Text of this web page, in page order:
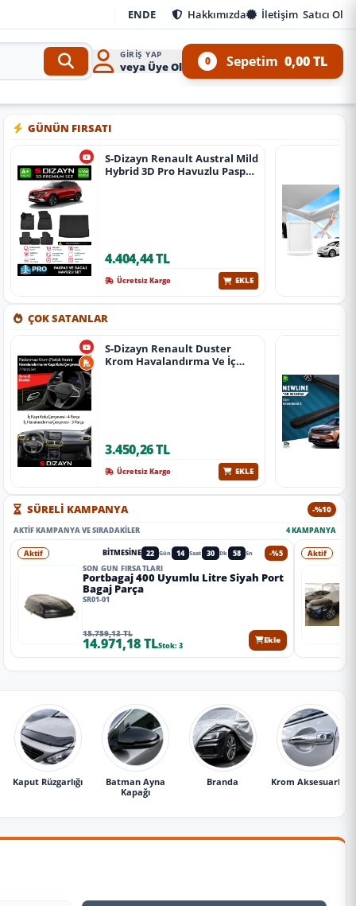
ENDE Hakkımızda İletişim Satıcı Ol
GIRIŞ YAP
veya Üye Ol 0 Sepetim 0,00 TL
GÜNÜN FIRSATI
S-Dizayn Renault Austral Mild
Hybrid 3D Pro Havuzlu Paspas
4.404,44 TL
Ücretsiz Kargo EKLE
ÇOK SATANLAR
S-Dizayn Renault Duster
Krom Havalandırma Ve İç
3.450,26 TL
Ücretsiz Kargo EKLE
SÜRELİ KAMPANYA -%10
AKTIF KAMPANYA VE SIRADAKILER 4 KAMPANYA
-%5
Aktif BITMESINE 22 Gün 14 Saat 30 Dk 56 Sn
SON GÜN FIRSATLARI
Portbagaj 400 Uyumlu Litre Siyah Port
Bagaj Parça
SR01-01
15.759,13 TL
14.971,18 TLStok: 3
Ekle
Aktif
Kaput Rüzgarlığı
Batman Ayna
Kapağı
Branda Krom Aksesuarlar